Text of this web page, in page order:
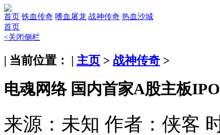
首页 铁血传奇 嗜血屠龙 战神传奇 热血沙城
首页
<关闭侧栏
| 当前位置： | 主页 > 战神传奇 >
电魂网络 国内首家A股主板
来源：未知 作者：侠客